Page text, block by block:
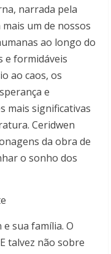
narrada pela
um de nossos
ao longo do
e formidáveis
ao caos, os
e
mais significativas
Ceridwen
da obra de
o sonho dos
sua família. O
talvez não sobre